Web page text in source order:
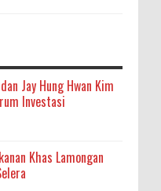
Jay Hung Hwan Kim
Investasi
Khas Lamongan